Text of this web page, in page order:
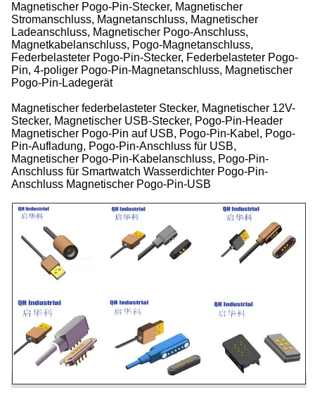
Magnetischer Pogo-Pin-Stecker, Magnetischer
Stromanschluss, Magnetanschluss, Magnetischer
Ladeanschluss, Magnetischer Pogo-Anschluss,
Magnetkabelanschluss, Pogo-Magnetanschluss,
Federbelasteter Pogo-Pin-Stecker, Federbelasteter Pogo-
Pin, 4-poliger Pogo-Pin-Magnetanschluss, Magnetischer
Pogo-Pin-Ladegerät
Magnetischer federbelasteter Stecker, Magnetischer 12V-
Stecker, Magnetischer USB-Stecker, Pogo-Pin-Header
Magnetischer Pogo-Pin auf USB, Pogo-Pin-Kabel, Pogo-
Pin-Aufladung, Pogo-Pin-Anschluss für USB,
Magnetischer Pogo-Pin-Kabelanschluss, Pogo-Pin-
Anschluss für Smartwatch Wasserdichter Pogo-Pin-
Anschluss Magnetischer Pogo-Pin-USB